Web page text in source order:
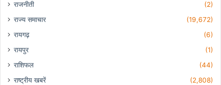
राजनीती
(2)
राज्य समाचार
(19,672)
रायगढ़
(6)
रायपुर
(1)
राशिफल
(44)
राष्ट्रीय खबरें
(2,808)